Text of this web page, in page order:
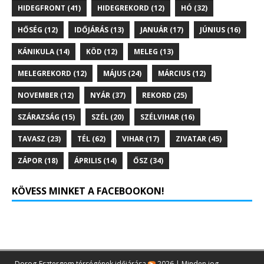
HIDEGFRONT (41) HIDEGREKORD (12) HÓ (32)
HŐSÉG (12) IDŐJÁRÁS (13) JANUÁR (17) JÚNIUS (16)
KÁNIKULA(14) KÖD (12) MELEG (13)
MELEGREKORD (12) MÁJUS (24) MÁRCIUS (12)
NOVEMBER (12) NYÁR (37) REKORD (25)
SZÁRAZSÁG (15) SZÉL (20) SZÉLVIHAR (16)
TAVASZ (23) TÉL (62) VIHAR (17) ZIVATAR (45)
ZÁPOR (18) ÁPRILIS (14) ŐSZ (34)
KÖVESS MINKET A FACEBOOKON!